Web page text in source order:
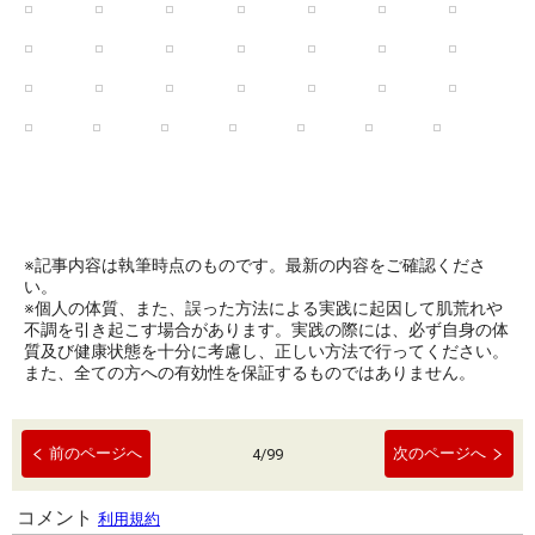
※記事内容は執筆時点のものです。最新の内容をご確認くださ
い。
※個人の体質、また、誤った方法による実践に起因して肌荒れや
不調を引き起こす場合があります。実践の際には、必ず自身の体
質及び健康状態を十分に考慮し、正しい方法で行ってください。
また、全ての方への有効性を保証するものではありません。
前のページへ 4/99 次のページへ